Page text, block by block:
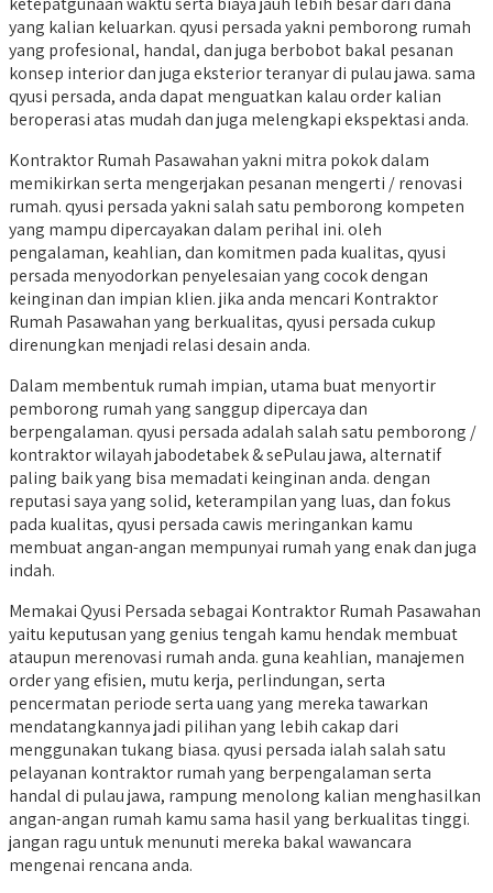
yang kalian keluarkan. qyusi persada yakni pemborong rumah
yang profesional, handal, dan juga berbobot bakal pesanan
konsep interior dan juga eksterior teranyar di pulau jawa. sama
qyusi persada, anda dapat menguatkan kalau order kalian
beroperasi atas mudah dan juga melengkapi ekspektasi anda.
Kontraktor Rumah Pasawahan yakni mitra pokok dalam
memikirkan serta mengerjakan pesanan mengerti / renovasi
rumah. qyusi persada yakni salah satu pemborong kompeten
yang mampu dipercayakan dalam perihal ini. oleh
pengalaman, keahlian, dan komitmen pada kualitas, qyusi
persada menyodorkan penyelesaian yang cocok dengan
keinginan dan impian klien. jika anda mencari Kontraktor
Rumah Pasawahan yang berkualitas, qyusi persada cukup
direnungkan menjadi relasi desain anda.
Dalam membentuk rumah impian, utama buat menyortir
pemborong rumah yang sanggup dipercaya dan
berpengalaman. qyusi persada adalah salah satu pemborong /
kontraktor wilayah jabodetabek & sePulau jawa, alternatif
paling baik yang bisa memadati keinginan anda. dengan
reputasi saya yang solid, keterampilan yang luas, dan fokus
pada kualitas, qyusi persada cawis meringankan kamu
membuat angan-angan mempunyai rumah yang enak dan juga
indah.
Memakai Qyusi Persada sebagai Kontraktor Rumah Pasawahan
yaitu keputusan yang genius tengah kamu hendak membuat
ataupun merenovasi rumah anda. guna keahlian, manajemen
order yang efisien, mutu kerja, perlindungan, serta
pencermatan periode serta uang yang mereka tawarkan
mendatangkannya jadi pilihan yang lebih cakap dari
menggunakan tukang biasa. qyusi persada ialah salah satu
pelayanan kontraktor rumah yang berpengalaman serta
handal di pulau jawa, rampung menolong kalian menghasilkan
angan-angan rumah kamu sama hasil yang berkualitas tinggi.
jangan ragu untuk menunuti mereka bakal wawancara
mengenai rencana anda.